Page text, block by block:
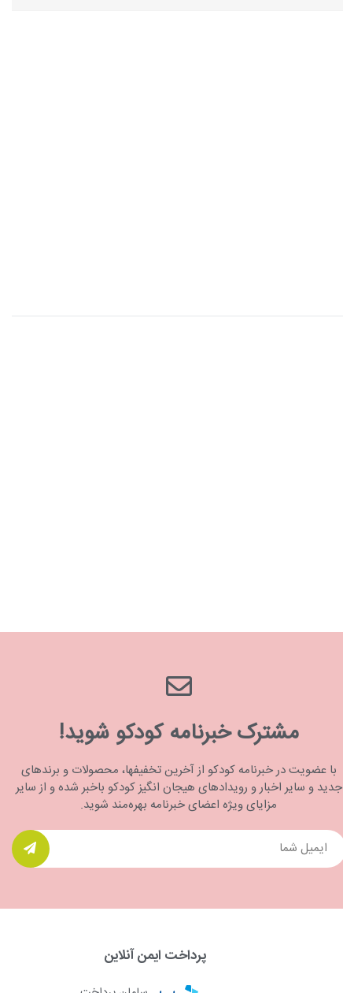
مشترک خبرنامه کودکو شوید!
با عضویت در خبرنامه کودکو از آخرین تخفیفها، محصولات و برندهای
جدید و سایر اخبار و رویدادهای هیجان انگیز کودکو باخبر شده و از سایر
مزایای ویژه اعضای خبرنامه بهره‌مند شوید.
پرداخت ایمن آنلاین